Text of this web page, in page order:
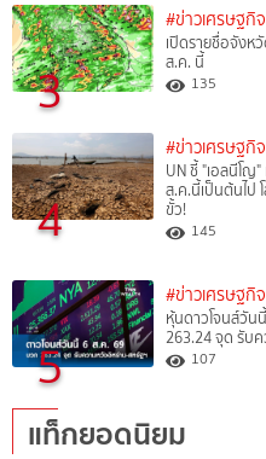
3
#ข่าวเศรษฐกิจ
เปิดรายชื่อจัง
ส.ค. นี้
135
4
#ข่าวเศรษฐกิจ
UN ชี้ "เอลนีโญ"
ส.ค.นี้เป็นต้นไป
ขั้ว!
145
5
#ข่าวเศรษฐกิจ
หุ้นดาวโจนส์วัน
263.24 จุด รับค
107
แท็กยอดนิยม